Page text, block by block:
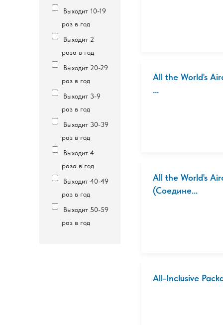
Выходит 10-19
раз в год
Выходит 2
раза в год
Выходит 20-29
раз в год
Выходит 3-9
раз в год
Выходит 30-39
раз в год
Выходит 4
раза в год
Выходит 40-49
раз в год
Выходит 50-59
раз в год
All the World's
...
All the World's
(Соедине...
All-Inclusive